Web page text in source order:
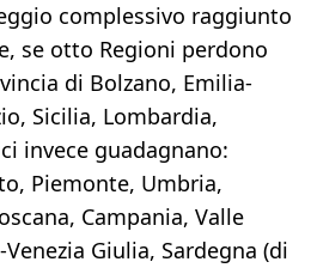
complessivo raggiunto
se otto Regioni perdono
di Bolzano, Emilia-
Sicilia, Lombardia,
invece guadagnano:
Piemonte, Umbria,
Campania, Valle
Giulia, Sardegna (di